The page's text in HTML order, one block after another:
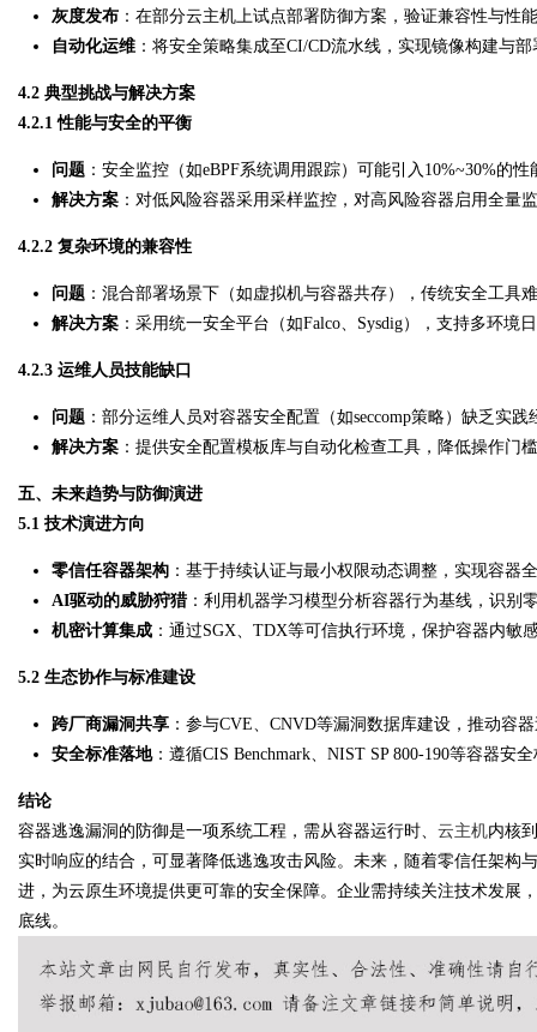
灰度发布 ：在部分云主机上试点部署防御方案，验证兼容性与性
自动化运维 ：将安全策略集成至CI/CD流水线，实现镜像构建与
4.2 典型挑战与解决方案
4.2.1 性能与安全的平衡
问题 ：安全监控（如eBPF系统调用跟踪）可能引入10%~30%的性
解决方案 ：对低风险容器采用采样监控，对高风险容器启用全量
4.2.2 复杂环境的兼容性
问题 ：混合部署场景下（如虚拟机与容器共存），传统安全工具
解决方案 ：采用统一安全平台（如Falco、Sysdig），支持多环境
4.2.3 运维人员技能缺口
问题 ：部分运维人员对容器安全配置（如seccomp策略）缺乏实践
解决方案 ：提供安全配置模板库与自动化检查工具，降低操作门
五、未来趋势与防御演进
5.1 技术演进方向
零信任容器架构 ：基于持续认证与最小权限动态调整，实现容器
AI驱动的威胁狩猎：利用机器学习模型分析容器行为基线，识别
机密计算集成 ：通过SGX、TDX等可信执行环境，保护容器内敏
5.2 生态协作与标准建设
跨厂商漏洞共享 ：参与CVE、CNVD等漏洞数据库建设，推动容
安全标准落地：遵循CIS Benchmark、NIST SP 800-190等容器安
结论
容器逃逸漏洞的防御是一项系统工程，需从容器运行时、 云主机内核
实时响应的结合，可显著降低逃逸攻击风险。未来，随着零信任架构
进，为云原生环境提供更可靠的安全保障。企业需持续关注技术发展
底线。